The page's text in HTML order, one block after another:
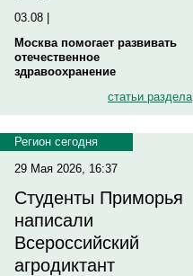
03.08 |
Москва помогает развивать
отечественное
здравоохранение
статьи раздела
Регион сегодня
29 Мая 2026, 16:37
Студенты Приморья
написали
Всероссийский
агродиктант